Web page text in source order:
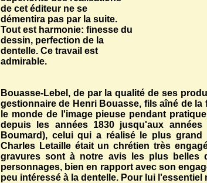
de cet éditeur ne se
démentira pas par la suite.
Tout est harmonie: finesse du
dessin, perfection de la
dentelle. Ce travail est
admirable.
Bouasse-Lebel, de par la qualité de ses
gestionnaire de Henri Bouasse, fils aîné de
le monde de l'image pieuse pendant
depuis les années 1830 jusqu'aux
Boumard), celui qui a réalisé le plus
Charles Letaille était un chrétien très
gravures sont à notre avis les plus belles
personnages, bien en rapport avec son
peu intéressé à la dentelle. Pour lui l'essentiel